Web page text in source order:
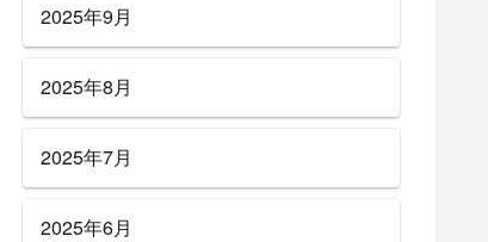
2025年9月
2025年8月
2025年7月
2025年6月